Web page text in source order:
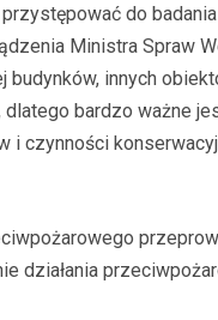
do
Ministra Spraw
innych
bardzo ważne
i czynności
działania